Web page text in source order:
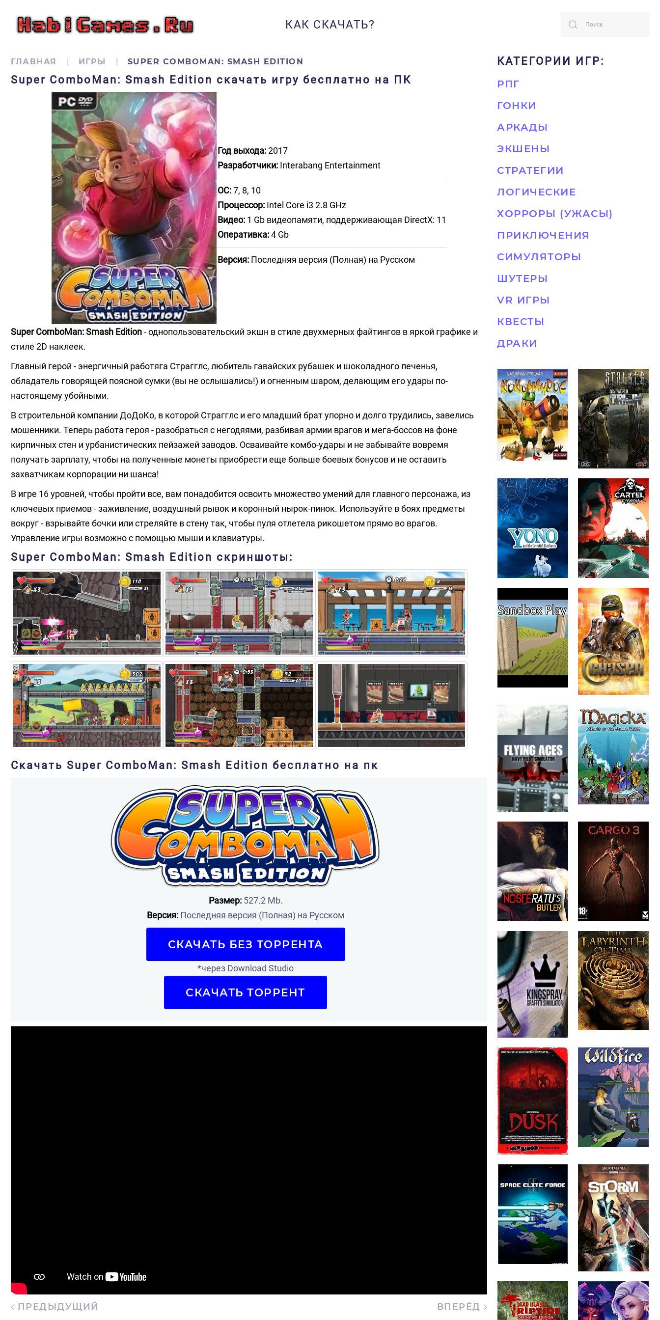
КАК СКАЧАТЬ?
ГЛАВНАЯ ИГРЫ SUPER COMBOMAN: SMASH EDITION
Super ComboMan: Smash Edition скачать игру бесплатно на ПК
Год выхода:2017
Разработчики: Interabang Entertainment
ОС:7, 8, 10
Процессор: Intel Core i3 2.8 GHz
Видео: 1 Gb видеопамяти, поддерживающая DirectX: 11
Оперативка:4 Gb
Версия: Последняя версия (Полная) на Русском
Super ComboMan: Smash Edition- однопользовательский экшн в стиле двухмерных файтингов в яркой графике и
стиле 2D наклеек.
Главный герой - энергичный работяга Страгглс, любитель гавайских рубашек и шоколадного печенья,
обладатель говорящей поясной сумки (вы не ослышались!) и огненным шаром, делающим его удары по-
настоящему убойными.
В строительной компании ДоДоКо, в которой Страгглс и его младший брат упорно и долго трудились, завелись
мошенники. Теперь работа героя - разобраться с негодяями, разбивая армии врагов и мега-боссов на фоне
кирпичных стен и урбанистических пейзажей заводов. Осваивайте комбо-удары и не забывайте вовремя
получать зарплату, чтобы на полученные монеты приобрести еще больше боевых бонусов и не оставить
захватчикам корпорации ни шанса!
В игре 16 уровней, чтобы пройти все, вам понадобится освоить множество умений для главного персонажа, из
ключевых приемов - заживление, воздушный рывок и коронный нырок-пинок. Используйте в боях предметы
вокруг - взрывайте бочки или стреляйте в стену так, чтобы пуля отлетела рикошетом прямо во врагов.
Управление игры возможно с помощью мыши и клавиатуры.
Super ComboMan: Smash Edition скриншоты:
Скачать Super ComboMan: Smash Edition бесплатно на пк
Размер:527.2 Mb.
Версия: Последняя версия (Полная) на Русском
СКАЧАТЬ БЕЗ ТОРРЕНТА
*через Download Studio
СКАЧАТЬ ТОРРЕНТ
ПРЕДЫДУЩИЙ ВПЕРЁД
КАТЕГОРИИ ИГР:
РПГ
ГОНКИ
АРКАДЫ
ЭКШЕНЫ
СТРАТЕГИИ
ЛОГИЧЕСКИЕ
ХОРРОРЫ (УЖАСЫ)
ПРИКЛЮЧЕНИЯ
СИМУЛЯТОРЫ
ШУТЕРЫ
VR ИГРЫ
КВЕСТЫ
ДРАКИ